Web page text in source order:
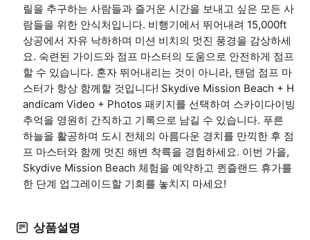
릴을 추구하는 사람들과 즐거운 시간을 보내고 싶은 모든 사
람들을 위한 안식처입니다. 비행기에서 뛰어내려 15,000ft
상공에서 자유 낙하하며 미션 비치의 멋진 풍경을 감상하세
요. 숙련된 가이드와 점프 마스터의 도움으로 안전하게 점프
할 수 있습니다. 혼자 뛰어내리는 것이 아니라, 탠덤 점프 마
스터가 항상 함께할 것입니다! Skydive Mission Beach + H
andicam Video + Photos 패키지를 선택하여 스카이다이빙
추억을 영원히 간직하고 기록으로 남길 수 있습니다. 푸른
하늘을 활공하며 도시 전체의 아름다운 경치를 만끽한 후 점
프 마스터와 함께 멋진 해변 착륙을 경험하세요. 이번 가을,
Skydive Mission Beach 체험을 예약하고 퀸즐랜드 휴가를
한 단계 업그레이드할 기회를 놓치지 마세요!
상품설명